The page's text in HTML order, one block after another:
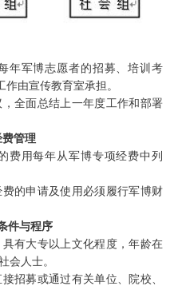
年军博志愿者的招募、培训考
由宣传教育室承担。
全面总结上一年度工作和部署
管理
费用每年从军博专项经费中列
的申请及使用必须履行军博财
件与程序
有大专以上文化程度，年龄在
会人士。
招募或通过有关单位、院校、